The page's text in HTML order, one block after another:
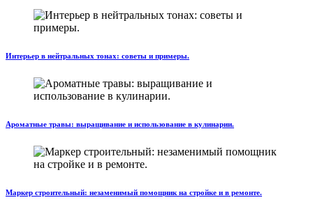
Интерьер в нейтральных тонах: советы и примеры.
Ароматные травы: выращивание и использование в кулинарии.
Маркер строительный: незаменимый помощник на стройке и в ремонте.